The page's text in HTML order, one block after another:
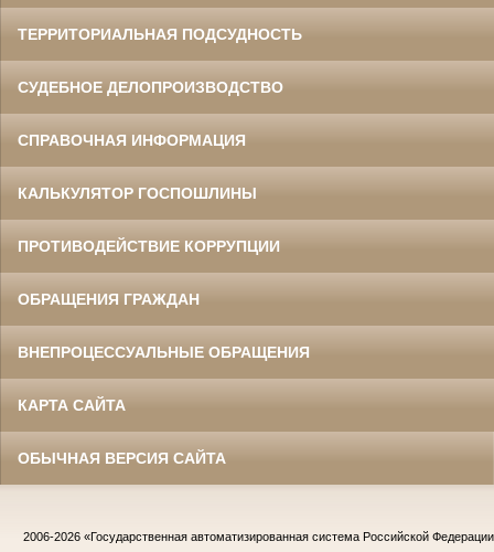
ТЕРРИТОРИАЛЬНАЯ ПОДСУДНОСТЬ
СУДЕБНОЕ ДЕЛОПРОИЗВОДСТВО
СПРАВОЧНАЯ ИНФОРМАЦИЯ
КАЛЬКУЛЯТОР ГОСПОШЛИНЫ
ПРОТИВОДЕЙСТВИЕ КОРРУПЦИИ
ОБРАЩЕНИЯ ГРАЖДАН
ВНЕПРОЦЕССУАЛЬНЫЕ ОБРАЩЕНИЯ
КАРТА САЙТА
ОБЫЧНАЯ ВЕРСИЯ САЙТА
2006-2026 «Государственная автоматизированная система Российской